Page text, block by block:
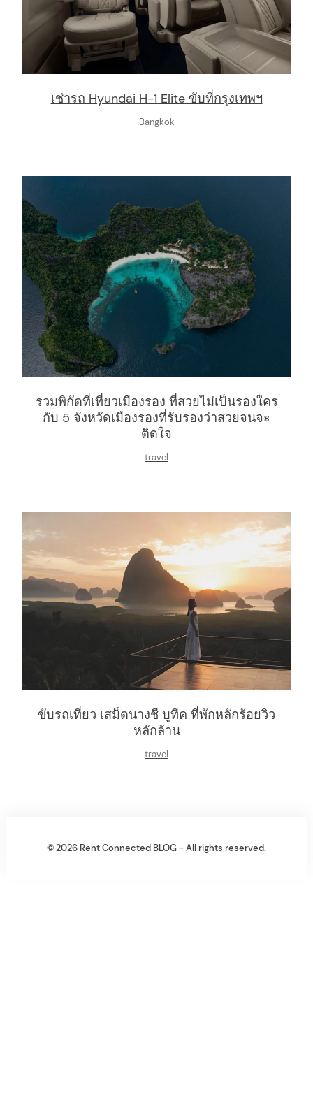
เช่ารถ Hyundai H-1 Elite ขับที่กรุงเทพฯ
Bangkok
รวมพิกัดที่เที่ยวเมืองรอง ที่สวยไม่เป็นรองใคร
กับ 5 จังหวัดเมืองรองที่รับรองว่าสวยจนจะ
ติดใจ
travel
ขับรถเที่ยว เสม็ดนางชี บูทีค ที่พักหลักร้อยวิว
หลักล้าน
travel
© 2026 Rent Connected BLOG - All rights reserved.